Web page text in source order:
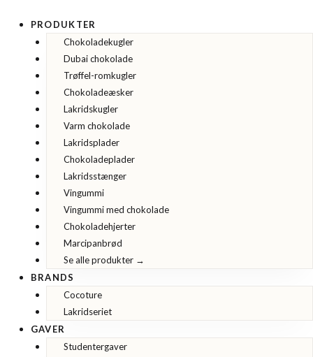
indholdet
PRODUKTER
Chokoladekugler
Dubai chokolade
Trøffel-romkugler
Chokoladeæsker
Lakridskugler
Varm chokolade
Lakridsplader
Chokoladeplader
Lakridsstænger
Vingummi
Vingummi med chokolade
Chokoladehjerter
Marcipanbrød
Se alle produkter →
BRANDS
Cocoture
Lakridseriet
GAVER
Studentergaver